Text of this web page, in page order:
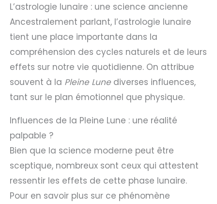
L’astrologie lunaire : une science ancienne
Ancestralement parlant, l’astrologie lunaire
tient une place importante dans la
compréhension des cycles naturels et de leurs
effets sur notre vie quotidienne. On attribue
souvent à la Pleine Lune diverses influences,
tant sur le plan émotionnel que physique.
Influences de la Pleine Lune : une réalité
palpable ?
Bien que la science moderne peut être
sceptique, nombreux sont ceux qui attestent
ressentir les effets de cette phase lunaire.
Pour en savoir plus sur ce phénomène